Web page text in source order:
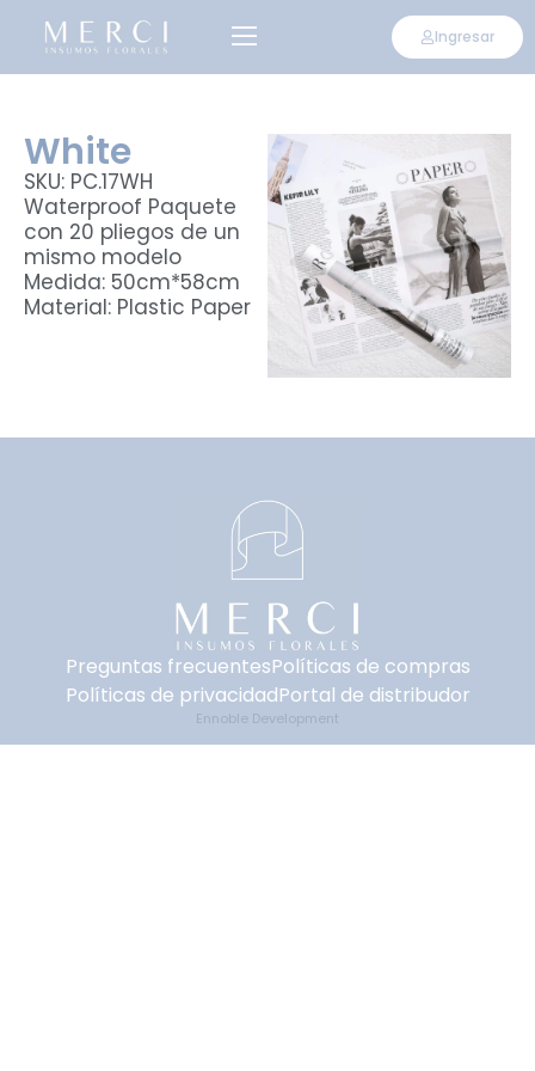
Ingresar
White
SKU: PC.17WH
Waterproof Paquete
con 20 pliegos de un
mismo modelo
Medida: 50cm*58cm
Material: Plastic Paper
Preguntas frecuentesPolíticas de compras
Políticas de privacidadPortal de distribudor
Ennoble Development